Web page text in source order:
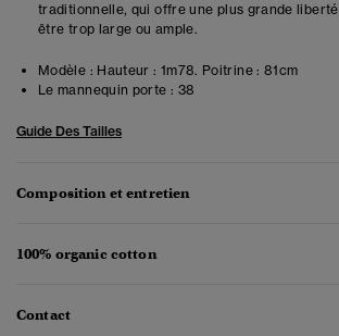
traditionnelle, qui offre une plus grande
être trop large ou ample.
Modèle : Hauteur : 1m78. Poitrine : 81cm
Le mannequin porte : 38
Guide Des Tailles
Composition et entretien
100% organic cotton
Contact